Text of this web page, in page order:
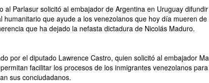
al Parlasur solicitó al embajador de Argentina en Uruguay difundir
que ayude a los venezolanos que hoy día mueren de
que ha dejado la nefasta dictadura de Nicolás Maduro.
por el diputado Lawrence Castro, quien solicitó al embajador
facilitar los procesos de los inmigrantes venezolanos
sus conciudadanos.